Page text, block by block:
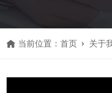
当前位置：首页 关于